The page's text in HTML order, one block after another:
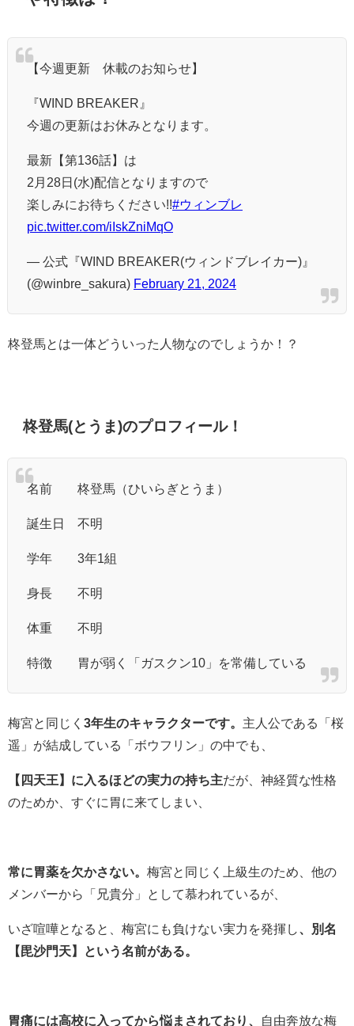
【今週更新 休載のお知らせ】
『WIND BREAKER』
今週の更新はお休みとなります。
最新【第136話】は
2月28日(水)配信となりますので
楽しみにお待ちください!!#ウィンブレ
pic.twitter.com/iIskZniMqO
— 公式『WIND BREAKER(ウィンドブレイカー)』
(@winbre_sakura) February 21, 2024
柊登馬とは一体どういった人物なのでしょうか！？
柊登馬(とうま)のプロフィール！
名前 柊登馬（ひいらぎとうま）
誕生日 不明
学年 3年1組
身長 不明
体重 不明
特徴 胃が弱く「ガスクン10」を常備している
梅宮と同じく 3年生のキャラクターです。 主人公である「桜
遥」が結成している「ボウフリン」の中でも、
【四天王】に入るほどの実力の持ち主だが、神経質な性格
のためか、すぐに胃に来てしまい、
常に胃薬を欠かさない。 梅宮と同じく上級生のため、他の
メンバーから「兄貴分」として慕われているが、
いざ喧嘩となると、梅宮にも負けない実力を発揮し、別名
【毘沙門天】という名前がある。
胃痛には高校に入ってから悩まされており、 自由奔放な梅